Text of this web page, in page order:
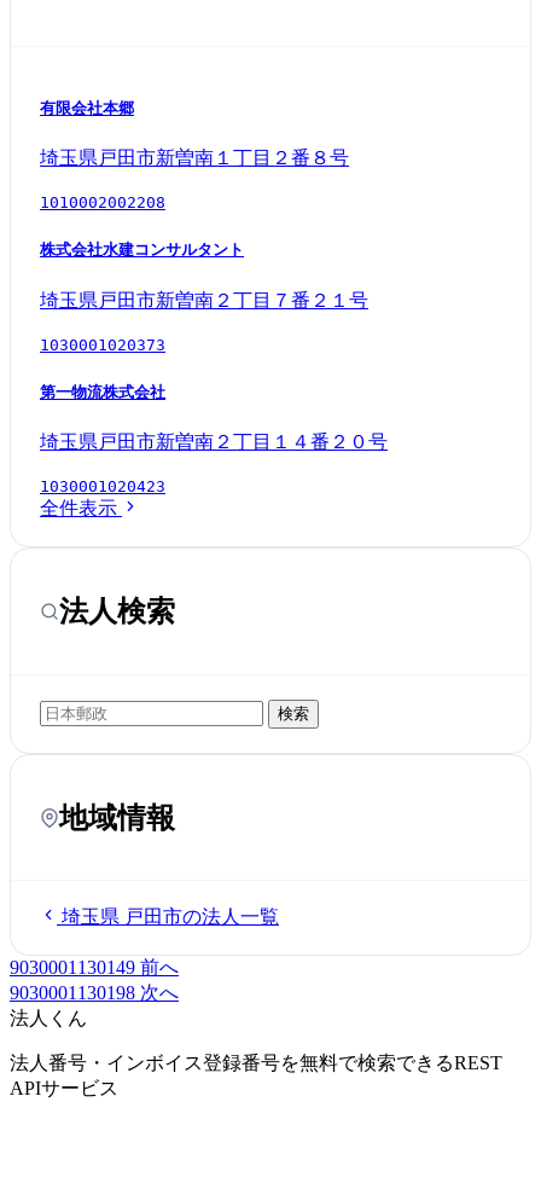
有限会社本郷
埼玉県戸田市新曽南１丁目２番８号
1010002002208
株式会社水建コンサルタント
埼玉県戸田市新曽南２丁目７番２１号
1030001020373
第一物流株式会社
埼玉県戸田市新曽南２丁目１４番２０号
1030001020423
全件表示
法人検索
検索
地域情報
埼玉県 戸田市の法人一覧
9030001130149 前へ
9030001130198 次へ
法人くん
法人番号・インボイス登録番号を無料で検索できるREST
APIサービス